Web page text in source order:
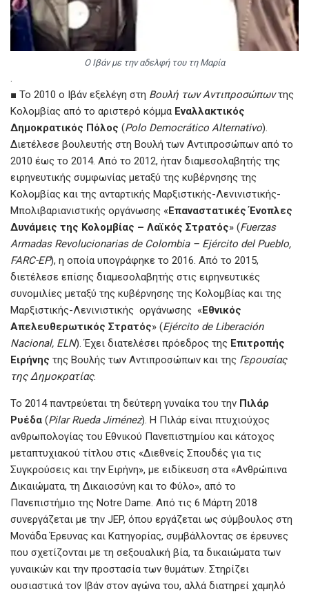
Ο Ιβάν με την αδελφή του τη Μαρία
.
■ Το 2010 ο Ιβάν εξελέγη στη Βουλή των Αντιπροσώπωντης
Κολομβίας από το αριστερό κόμμα Εναλλακτικός
Δημοκρατικός Πόλος (Polo Democrático Alternativo).
Διετέλεσε βουλευτής στη Βουλή των Αντιπροσώπων από το
2010 έως το 2014. Από το 2012, ήταν διαμεσολαβητής της
ειρηνευτικής συμφωνίας μεταξύ της κυβέρνησης της
Κολομβίας και της ανταρτικής Μαρξιστικής-Λενινιστικής-
Μπολιβαριανιστικής οργάνωσης «Επαναστατικές Ένοπλες
Δυνάμεις της Κολομβίας – Λαϊκός Στρατός» (Fuerzas
Armadas Revolucionarias de Colombia – Ejército del Pueblo,
FARC-EP), η οποία υπογράφηκε το 2016. Από το 2015,
διετέλεσε επίσης διαμεσολαβητής στις ειρηνευτικές
συνομιλίες μεταξύ της κυβέρνησης της Κολομβίας και της
Μαρξιστικής-Λενινιστικής οργάνωσης «Εθνικός
Απελευθερωτικός Στρατός» (Ejército de Liberación
Nacional, ELN). Έχει διατελέσει πρόεδρος της Επιτροπής
Ειρήνης της Βουλής των Αντιπροσώπων και της Γερουσίας
της Δημοκρατίας.
Το 2014 παντρεύεται τη δεύτερη γυναίκα του την Πιλάρ
Ρυέδα (Pilar Rueda Jiménez). Η Πιλάρ είναι πτυχιούχος
ανθρωπολογίας του Εθνικού Πανεπιστημίου και κάτοχος
μεταπτυχιακού τίτλου στις «Διεθνείς Σπουδές για τις
Συγκρούσεις και την Ειρήνη», με ειδίκευση στα «Ανθρώπινα
Δικαιώματα, τη Δικαιοσύνη και το Φύλο», από το
Πανεπιστήμιο της Notre Dame. Από τις 6 Μάρτη 2018
συνεργάζεται με την JEP, όπου εργάζεται ως σύμβουλος στη
Μονάδα Έρευνας και Κατηγορίας, συμβάλλοντας σε έρευνες
που σχετίζονται με τη σεξουαλική βία, τα δικαιώματα των
γυναικών και την προστασία των θυμάτων. Στηρίζει
ουσιαστικά τον Ιβάν στον αγώνα του, αλλά διατηρεί χαμηλό